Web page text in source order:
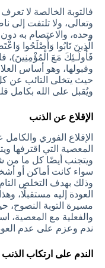
فالتوبة الخالصة لا
وتعالى، ولا تلتفت إلى
وحده، والاعتصام به دون
الَّذِينَ تَابُوا وَأَصْلَحُوا
فَأُولَـئِكَ مَعَ الْمُؤْمِنِينَ)،
وقبولها، وهو أساس
حيث يتخلى التائب عن
ويُقبل على الله بكامل
الإقلاع عن الذنب
الإقلاع الفوري
المعصية التي اقترفها
ويتجنب أيضًا كل ما من
سواء كانت أماكن أو
وذلك بهدف التخلص
العودة إليه مستقبلًا،
مسيرة التوبة النصوح،
والفعلية مع المعصية،
ندم وعزم على عدم
الندم على ارتكاب الذنب